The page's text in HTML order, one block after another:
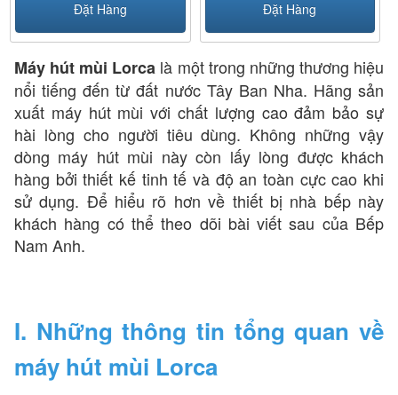
Đặt Hàng Đặt Hàng
Máy hút mùi Lorca là một trong những thương hiệu
nổi tiếng đến từ đất nước Tây Ban Nha. Hãng sản
xuất máy hút mùi với chất lượng cao đảm bảo sự
hài lòng cho người tiêu dùng. Không những vậy
dòng máy hút mùi này còn lấy lòng được khách
hàng bởi thiết kế tinh tế và độ an toàn cực cao khi
sử dụng. Để hiểu rõ hơn về thiết bị nhà bếp này
khách hàng có thể theo dõi bài viết sau của Bếp
Nam Anh.
I. Những thông tin tổng quan về
máy hút mùi Lorca